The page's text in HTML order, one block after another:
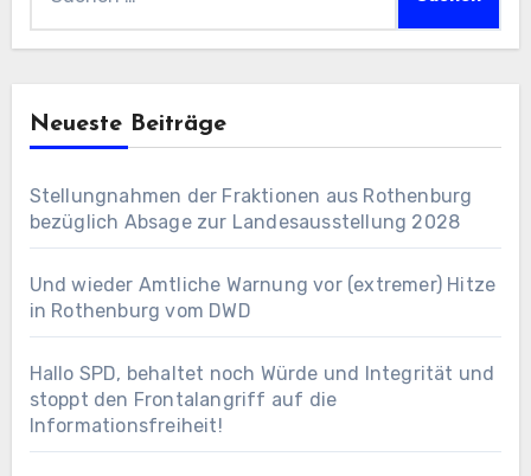
Neueste Beiträge
Stellungnahmen der Fraktionen aus Rothenburg
bezüglich Absage zur Landesausstellung 2028
Und wieder Amtliche Warnung vor (extremer) Hitze
in Rothenburg vom DWD
Hallo SPD, behaltet noch Würde und Integrität und
stoppt den Frontalangriff auf die
Informationsfreiheit!